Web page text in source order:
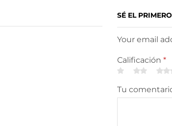
SÉ EL
Your email
Calificación *
Tu